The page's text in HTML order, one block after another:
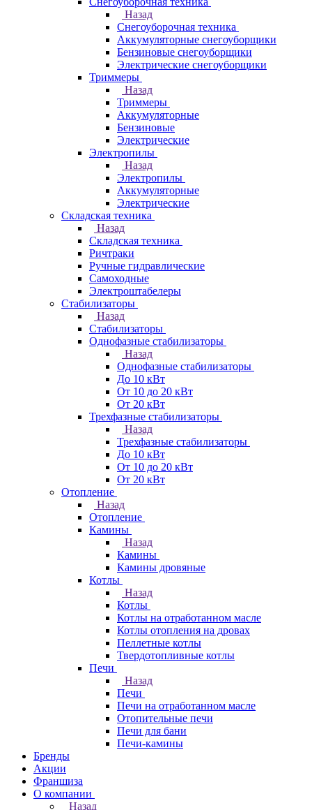
Назад
Снегоуборочная техника
Аккумуляторные снегоуборщики
Бензиновые снегоуборщики
Электрические снегоуборщики
Триммеры
Назад
Триммеры
Аккумуляторные
Бензиновые
Электрические
Электропилы
Назад
Электропилы
Аккумуляторные
Электрические
Складская техника
Назад
Складская техника
Ричтраки
Ручные гидравлические
Самоходные
Электроштабелеры
Стабилизаторы
Назад
Стабилизаторы
Однофазные стабилизаторы
Назад
Однофазные стабилизаторы
До 10 кВт
От 10 до 20 кВт
От 20 кВт
Трехфазные стабилизаторы
Назад
Трехфазные стабилизаторы
До 10 кВт
От 10 до 20 кВт
От 20 кВт
Отопление
Назад
Отопление
Камины
Назад
Камины
Камины дровяные
Котлы
Назад
Котлы
Котлы на отработанном масле
Котлы отопления на дровах
Пеллетные котлы
Твердотопливные котлы
Печи
Назад
Печи
Печи на отработанном масле
Отопительные печи
Печи для бани
Печи-камины
Бренды
Акции
Франшиза
О компании
Назад